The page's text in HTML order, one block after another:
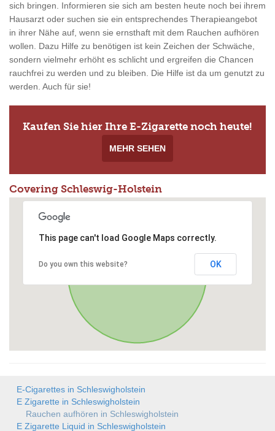
sich bringen. Informieren sie sich am besten heute noch bei ihrem
Hausarzt oder suchen sie ein entsprechendes Therapieangebot
in ihrer Nähe auf, wenn sie ernsthaft mit dem Rauchen aufhören
wollen. Dazu Hilfe zu benötigen ist kein Zeichen der Schwäche,
sondern vielmehr erhöht es schlicht und ergreifen die Chancen
rauchfrei zu werden und zu bleiben. Die Hilfe ist da um genutzt zu
werden. Auch für sie!
Kaufen Sie hier Ihre E-Zigarette noch heute!
MEHR SEHEN
Covering Schleswig-Holstein
This page can't load Google Maps correctly.
Do you own this website? OK
E-Cigarettes in Schleswigholstein
E Zigarette in Schleswigholstein
Rauchen aufhören in Schleswigholstein
E Zigarette Liquid in Schleswigholstein